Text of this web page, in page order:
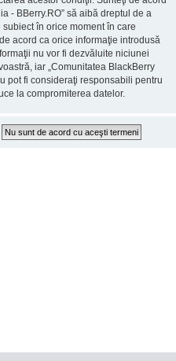
- BBerry.RO” să aibă dreptul de a
în orice moment în care
acord ca orice informaţie introdusă
nu vor fi dezvăluite niciunei
iar „Comunitatea BlackBerry
pot fi consideraţi responsabili pentru
la compromiterea datelor.